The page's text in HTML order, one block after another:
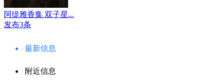
阿缇雅香集 双子星...
发布3条
最新信息
附近信息